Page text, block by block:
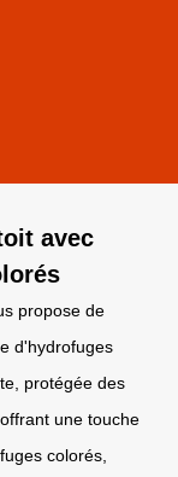
avec
propose de
d'hydrofuges
protégée des
une touche
colorés,